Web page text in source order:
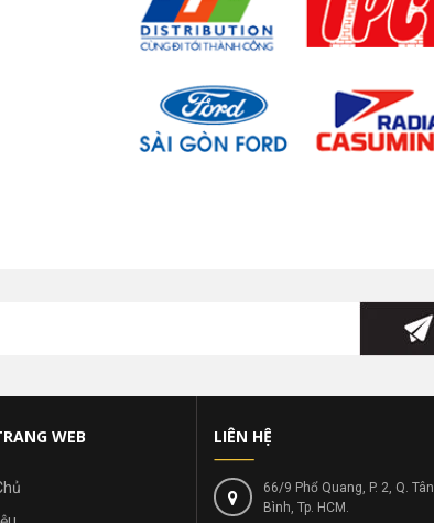
WEB LIÊN HỆ
66/9 Phổ Quang, P. 2, Q. Tân
Bình, Tp. HCM.